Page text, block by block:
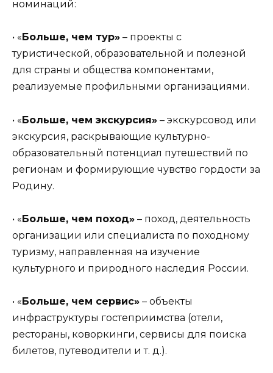
номинаций:
• « Больше, чем тур» – проекты с
туристической, образовательной и полезной
для страны и общества компонентами,
реализуемые профильными организациями.
• «Больше, чем экскурсия» – экскурсовод или
экскурсия, раскрывающие культурно-
образовательный потенциал путешествий по
регионам и формирующие чувство гордости за
Родину.
• «Больше, чем поход» – поход, деятельность
организации или специалиста по походному
туризму, направленная на изучение
культурного и природного наследия России.
• «Больше, чем сервис» – объекты
инфраструктуры гостеприимства (отели,
рестораны, коворкинги, сервисы для поиска
билетов, путеводители и т. д.).